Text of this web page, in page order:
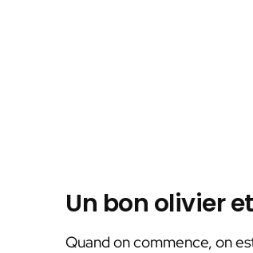
Un bon olivier
Quand on commence, on